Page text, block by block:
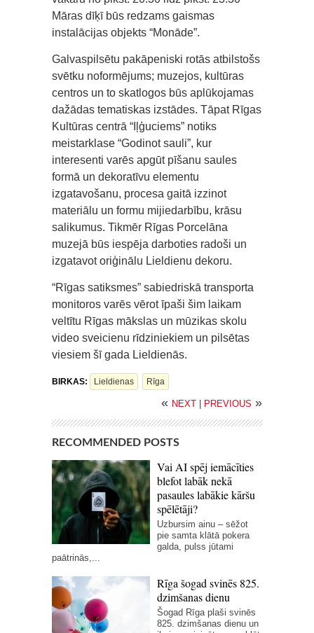
Māras dīķī būs redzams gaismas
instalācijas objekts “Monāde”.
Galvaspilsētu pakāpeniski rotās atbilstošs
svētku noformējums; muzejos, kultūras
centros un to skatlogos būs aplūkojamas
dažādas tematiskas izstādes. Tāpat Rīgas
Kultūras centrā “Iļģuciems” notiks
meistarklase “Godinot sauli”, kur
interesenti varēs apgūt pīšanu saules
formā un dekoratīvu elementu
izgatavošanu, procesa gaitā izzinot
materiālu un formu mijiedarbību, krāsu
salikumus. Tikmēr Rīgas Porcelāna
muzejā būs iespēja darboties radoši un
izgatavot oriģinālu Lieldienu dekoru.
“Rīgas satiksmes” sabiedriskā transporta
monitoros varēs vērot īpaši šim laikam
veltītu Rīgas mākslas un mūzikas skolu
video sveicienu rīdziniekiem un pilsētas
viesiem šī gada Lieldienās.
BIRKAS: Lieldienas Rīga
« NEXT PREVIOUS »
RECOMMENDED POSTS
Vai AI spēj iemācīties
blefot labāk nekā
pasaules labākie kāršu
spēlētāji?
Uzbursim ainu – sēžot
pie samta klātā pokera
galda, pulss jūtami
paātrinās,...
Rīga šogad svinēs 825.
dzimšanas dienu
Šogad Rīga plaši svinēs
825. dzimšanas dienu un